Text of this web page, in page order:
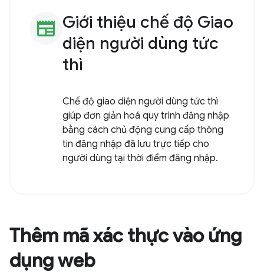
newspaper Giới thiệu chế độ Giao
diện người dùng tức
thì
Chế độ giao diện người dùng tức thì
giúp đơn giản hoá quy trình đăng nhập
bằng cách chủ động cung cấp thông
tin đăng nhập đã lưu trực tiếp cho
người dùng tại thời điểm đăng nhập.
Thêm mã xác thực vào ứng
dụng web